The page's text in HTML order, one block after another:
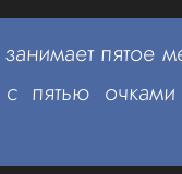
пятое
пятью очками